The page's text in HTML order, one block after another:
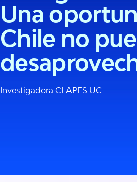
Una
Chile no
Investigadora CLAPES UC